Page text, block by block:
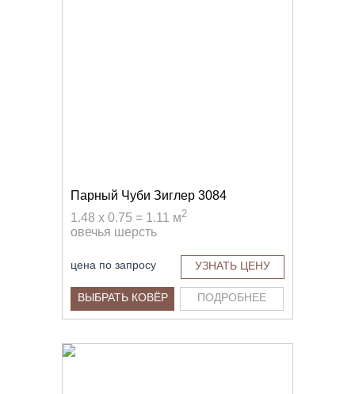
Парный Чуби Зиглер 3084
1.48 x 0.75 = 1.11 м2
овечья шерсть
цена по запросу УЗНАТЬ ЦЕНУ
ВЫБРАТЬ КОВЁР ПОДРОБНЕЕ